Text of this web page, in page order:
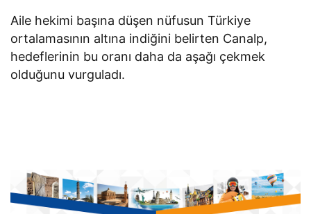
Aile hekimi başına düşen nüfusun Türkiye
ortalamasının altına indiğini belirten Canalp,
hedeflerinin bu oranı daha da aşağı çekmek
olduğunu vurguladı.